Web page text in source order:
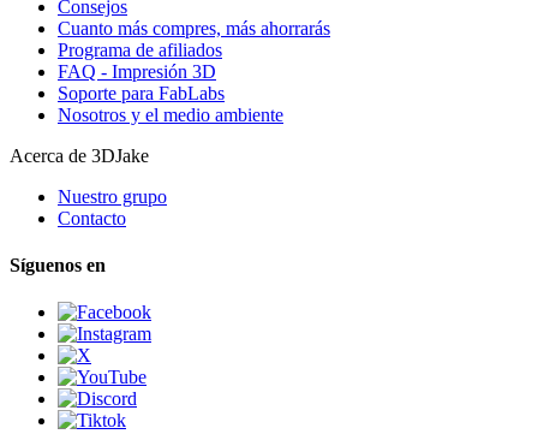
Consejos
Cuanto más compres, más ahorrarás
Programa de afiliados
FAQ - Impresión 3D
Soporte para FabLabs
Nosotros y el medio ambiente
Acerca de 3DJake
Nuestro grupo
Contacto
Síguenos en